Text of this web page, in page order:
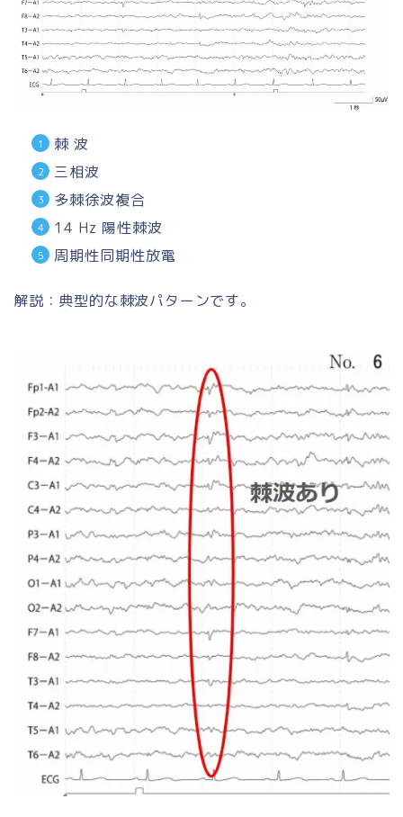
棘 波
三相波
多棘徐波複合
14 Hz 陽性棘波
周期性同期性放電
解説：典型的な棘波パターンです。